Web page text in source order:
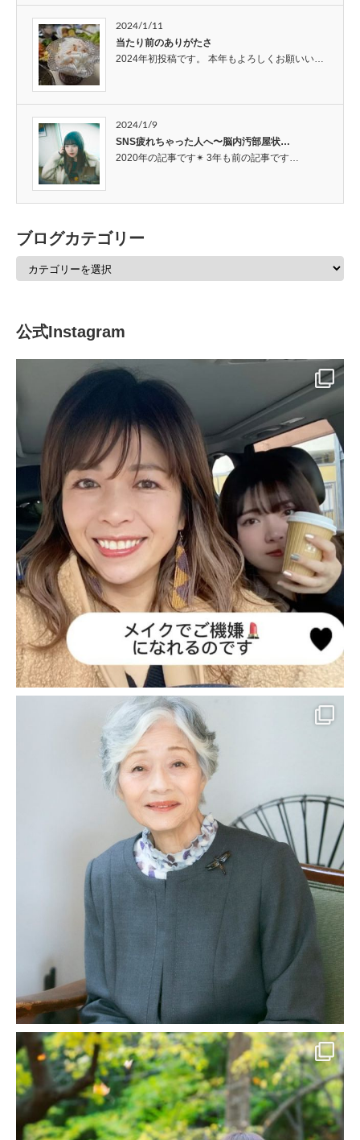
2024/1/11
当たり前のありがたさ
2024年初投稿です。 本年もよろしくお願いい…
2024/1/9
SNS疲れちゃった人へ〜脳内汚部屋状…
2020年の記事です✴︎ 3年も前の記事です…
ブログカテゴリー
公式Instagram